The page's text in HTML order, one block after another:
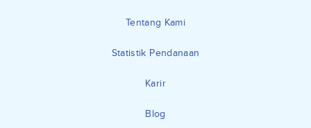
Tentang Kami
Statistik Pendanaan
Karir
Blog